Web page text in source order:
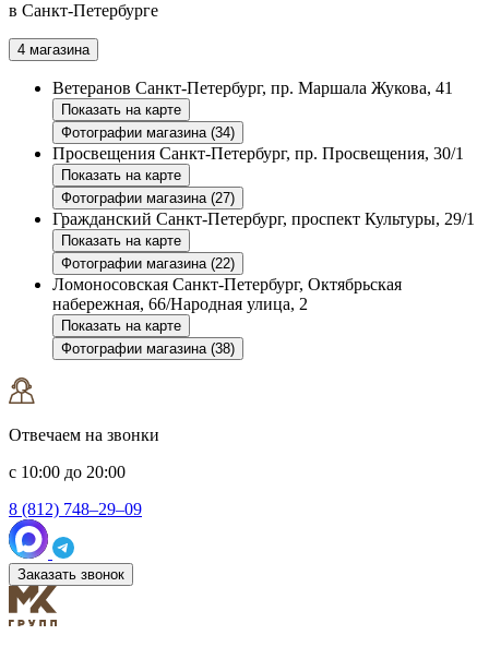
в Санкт-Петербурге
4 магазина
Ветеранов Санкт-Петербург, пр. Маршала Жукова, 41
Показать на карте
Фотографии магазина (34)
Просвещения Санкт-Петербург, пр. Просвещения, 30/1
Показать на карте
Фотографии магазина (27)
Гражданский Санкт-Петербург, проспект Культуры, 29/1
Показать на карте
Фотографии магазина (22)
Ломоносовская Санкт-Петербург, Октябрьская
набережная, 66/Народная улица, 2
Показать на карте
Фотографии магазина (38)
Отвечаем на звонки
с 10:00 до 20:00
8 (812) 748–29–09
Заказать звонок